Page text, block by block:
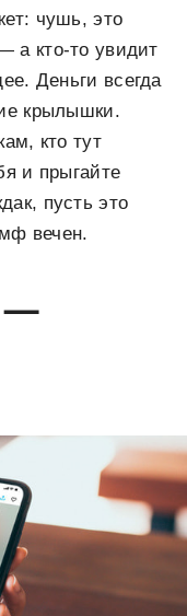
чушь, это
а кто-то увидит
Деньги всегда
крылышки.
кто тут
и прыгайте
пусть это
вечен.
—